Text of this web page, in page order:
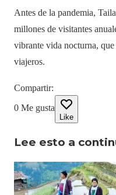
Antes de la pandemia,
millones de visitantes
vibrante vida nocturna,
viajeros.
Compartir:
0 Me gusta
Like
Lee esto a